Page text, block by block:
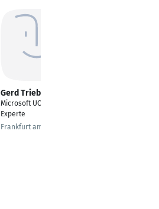
Gerd Triebel
Microsoft UCC Voice
Experte
Frankfurt am Main